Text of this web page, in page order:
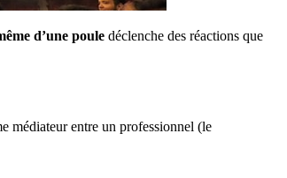
d’une poule déclenche des réactions que
médiateur entre un professionnel (le